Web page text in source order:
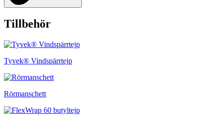
Tillbehör
Tyvek® Vindspärrtejp
Rörmanschett